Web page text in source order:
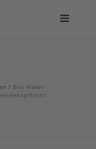
/ Bos-Water-